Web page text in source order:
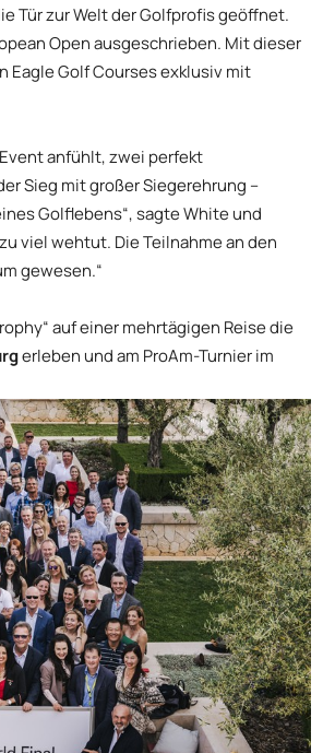
Tür zur Welt der Golfprofis geöffnet.
Open ausgeschrieben. Mit dieser
Eagle Golf Courses exklusiv mit
anfühlt, zwei perfekt
Sieg mit großer Siegerehrung –
Golflebens“, sagte White und
viel wehtut. Die Teilnahme an den
gewesen.“
auf einer mehrtägigen Reise die
erleben und am ProAm-Turnier im